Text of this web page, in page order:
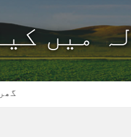
میں
گھر کی